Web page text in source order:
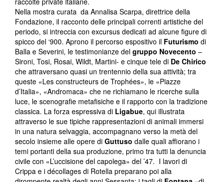
Nella mostra curata da Annalisa Scarpa, direttrice della
Fondazione, il racconto delle principali correnti artistiche del
periodo, si intreccia con excursus dedicati ad alcune figure di
spicco del ‘900. Aprono il percorso espositivo il Futurismo di
Balla e Severini, le testimonianze del gruppo Novecento –
Sironi, Tosi, Rosai, Wildt, Martini- e cinque tele di De Chirico
che attraversano quasi un trentennio della sua attività; tra
queste «Les constructeurs de Trophées», le «Piazze
d’Italia», «Andromaca» che ne richiamano le ricerche sulla
luce, le scenografie metafisiche e il rapporto con la tradizione
classica. La forza espressiva di Ligabue, qui illustrata
attraverso le sue tipiche rappresentazioni di animali immersi
in una natura selvaggia, accompagnano verso la metà del
secolo insieme alle opere di Guttuso dalle quali affiorano i
temi portanti della sua produzione, primo tra tutti la denuncia
civile con «L’uccisione del capolega» del ’47. I lavori di
Crippa e i décollages di Rotella preparano poi alla